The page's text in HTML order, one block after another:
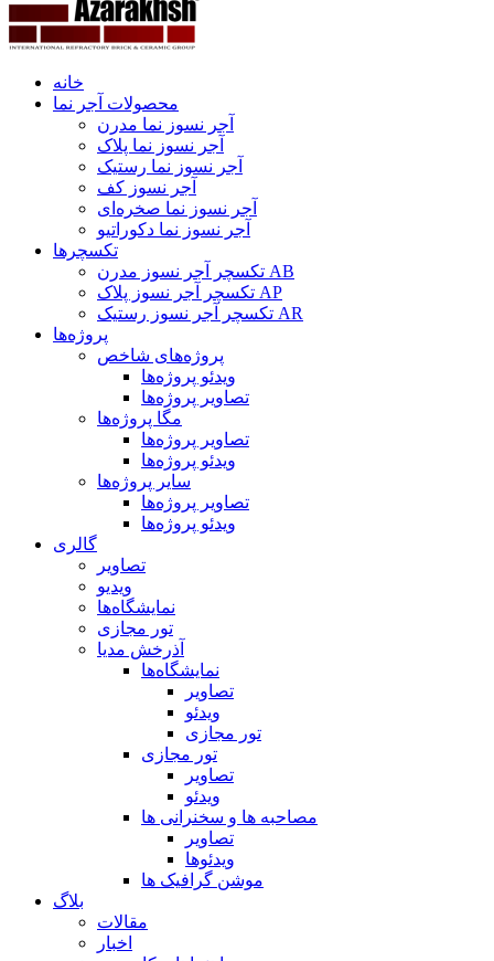
خانه
محصولات آجر نما
آجر نسوز نما مدرن
آجر نسوز نما پلاک
آجر نسوز نما رستیک
آجر نسوز کف
آجر نسوز نما صخره‌ای
آجر نسوز نما دکوراتیو
تکسچرها
تکسچر آجر نسوز مدرن AB
تکسچر آجر نسوز پلاک AP
تکسچر آجر نسوز رستیک AR
پروژه‌ها
پروژه‌های شاخص
ویدئو پروژه‌ها
تصاویر پروژه‌ها
مگا پروژه‌ها
تصاویر پروژه‌ها
ویدئو پروژه‌ها
سایر پروژه‌ها
تصاویر پروژه‌ها
ویدئو پروژه‌ها
گالری
تصاویر
ویدیو
نمایشگاه‌ها
تور مجازی
آذرخش مدیا
نمایشگاه‌ها
تصاویر
ویدئو
تور مجازی
تور مجازی
تصاویر
ویدئو
مصاحبه ها و سخنرانی ها
تصاویر
ویدئوها
موشن گرافیک ها
بلاگ
مقالات
اخبار